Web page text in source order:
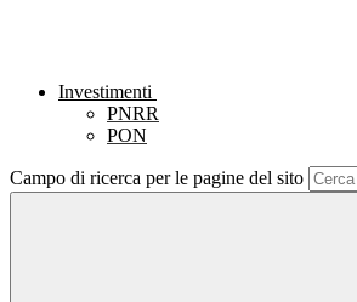
Investimenti
PNRR
PON
Campo di ricerca per le pagine del sito